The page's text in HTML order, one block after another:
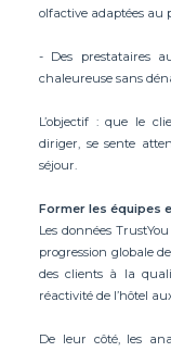
olfactive adaptées au
- Des prestataires
chaleureuse sans
L’objectif : que le
diriger, se sente
séjour.
Former les équipes
Les données
progression globale
des clients à la
réactivité de l’hôtel
De leur côté, les